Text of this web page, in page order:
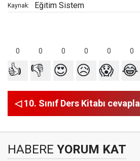
Kaynak: Eğitim Sistem
0 0 0 0 0 0
👍 👎 😍 😥 😱 😂
◁ 10. Sınıf Ders Kitabı
HABERE YORUM KAT